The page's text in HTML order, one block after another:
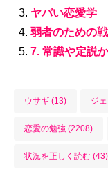
ヤバい恋愛学
弱者のための
7. 常識や定説
ウサギ (13) ジ
恋愛の勉強 (2208)
状況を正しく読む (43)